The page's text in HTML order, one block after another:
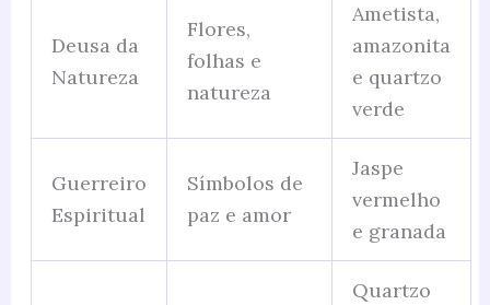
Deusa da
Natureza
Flores,
folhas e
natureza
Ametista,
amazonita
e quartzo
verde
Guerreiro
Espiritual
Símbolos de
paz e amor
Jaspe
vermelho
e granada
Quartzo